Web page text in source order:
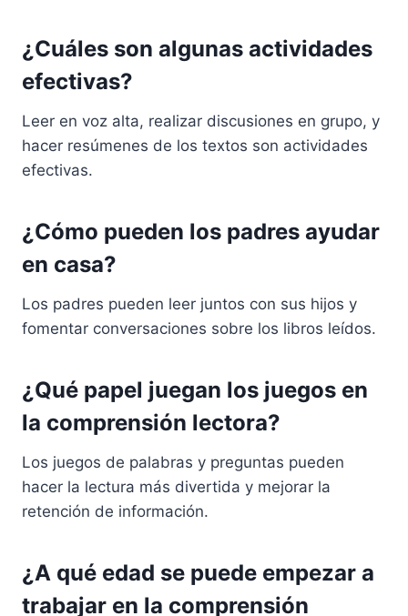
¿Cuáles son algunas actividades
efectivas?
Leer en voz alta, realizar discusiones en grupo, y
hacer resúmenes de los textos son actividades
efectivas.
¿Cómo pueden los padres ayudar
en casa?
Los padres pueden leer juntos con sus hijos y
fomentar conversaciones sobre los libros leídos.
¿Qué papel juegan los juegos en
la comprensión lectora?
Los juegos de palabras y preguntas pueden
hacer la lectura más divertida y mejorar la
retención de información.
¿A qué edad se puede empezar a
trabajar en la comprensión